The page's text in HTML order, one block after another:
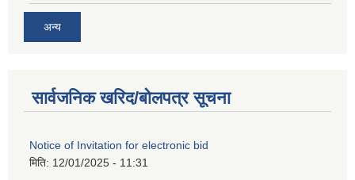
अन्य
सार्वजनिक खरिद/बोलपत्र सूचना
Notice of Invitation for electronic bid
मिति: 12/01/2025 - 11:31